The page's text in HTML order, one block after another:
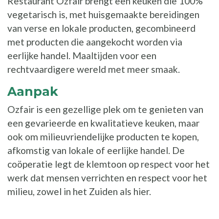
vegetarisch is, met huisgemaakte bereidingen
van verse en lokale producten, gecombineerd
met producten die aangekocht worden via
eerlijke handel. Maaltijden voor een
rechtvaardigere wereld met meer smaak.
Aanpak
Ozfair is een gezellige plek om te genieten van
een gevarieerde en kwalitatieve keuken, maar
ook om milieuvriendelijke producten te kopen,
afkomstig van lokale of eerlijke handel. De
coöperatie legt de klemtoon op respect voor het
werk dat mensen verrichten en respect voor het
milieu, zowel in het Zuiden als hier.